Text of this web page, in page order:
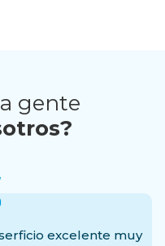
gente
excelente muy